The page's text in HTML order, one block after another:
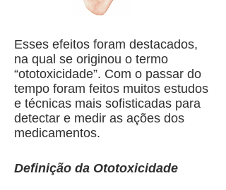
Esses efeitos foram destacados,
na qual se originou o termo
“ototoxicidade”. Com o passar do
tempo foram feitos muitos estudos
e técnicas mais sofisticadas para
detectar e medir as ações dos
medicamentos.
Definição da Ototoxicidade